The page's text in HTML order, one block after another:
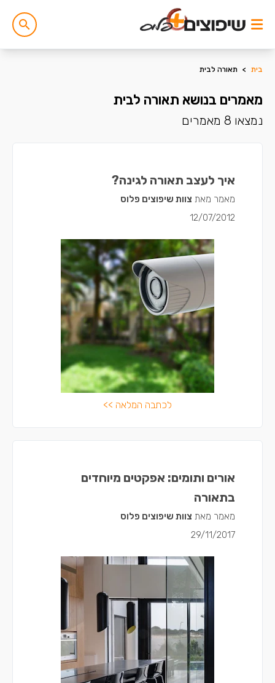
בית > תאורה לבית
מאמרים בנושא תאורה לבית
נמצאו 8 מאמרים
איך לעצב תאורה לגינה?
מאמר מאת צוות שיפוצים פלוס
12/07/2012
לכתבה המלאה >>
אורים ותומים: אפקטים מיוחדים
בתאורה
מאמר מאת צוות שיפוצים פלוס
29/11/2017